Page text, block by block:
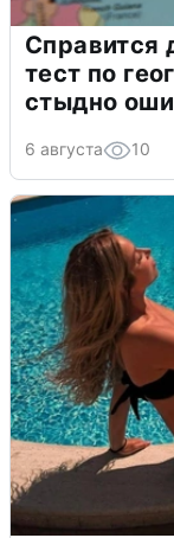
Справится
тест по
стыдно
6 августа 10